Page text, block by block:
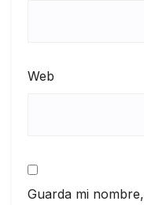
Web
Guarda mi